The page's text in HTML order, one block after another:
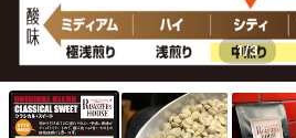
1/3